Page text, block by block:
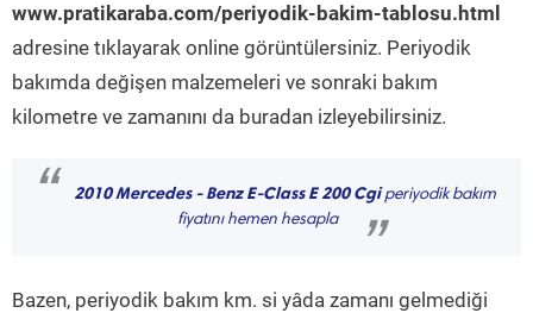
www.pratikaraba.com/periyodik-bakim-tablosu.html
adresine tıklayarak online görüntülersiniz. Periyodik
bakımda değişen malzemeleri ve sonraki bakım
kilometre ve zamanını da buradan izleyebilirsiniz.
“ 2010 Mercedes - Benz E-Class E 200 Cgiperiyodik bakım
fiyatını hemen hesapla
”
Bazen, periyodik bakım km. si yâda zamanı gelmediği